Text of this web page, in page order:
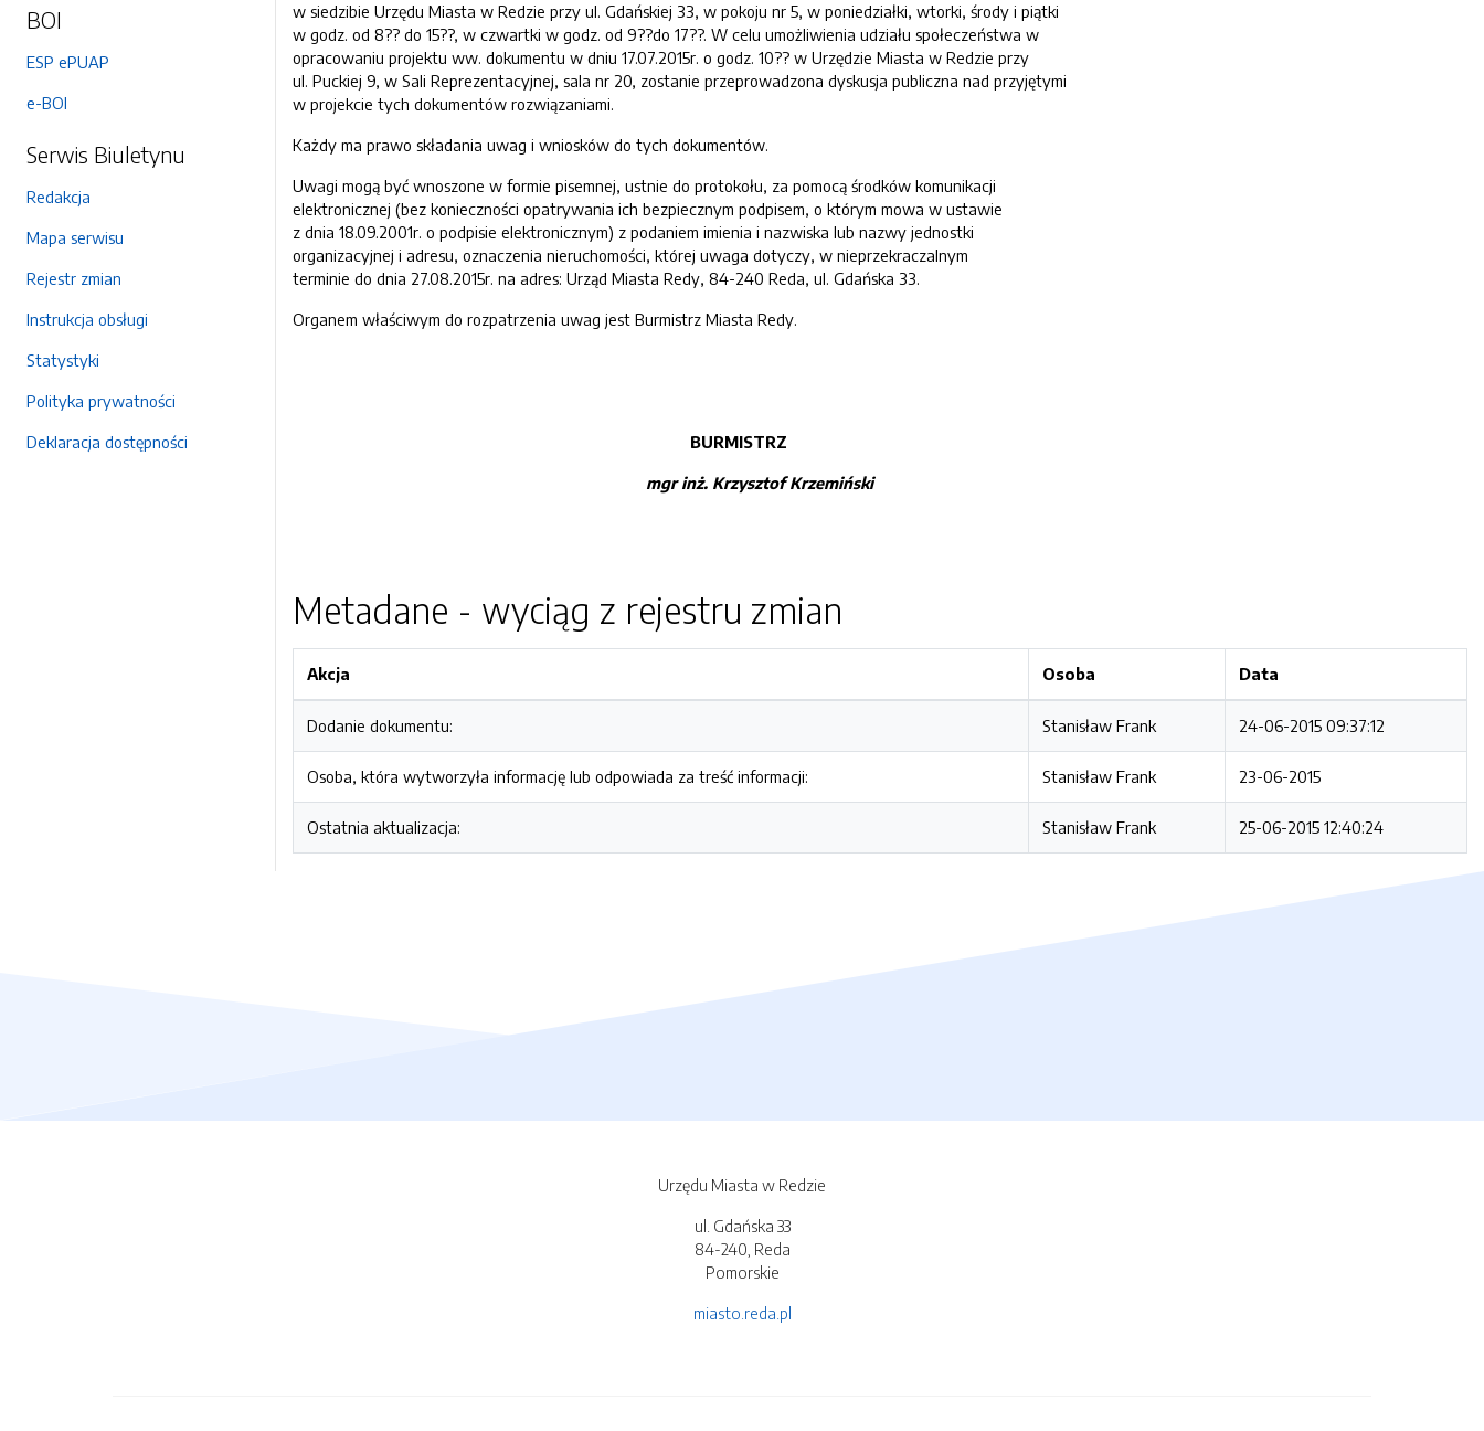
BOI
ESP ePUAP
e-BOI
Serwis Biuletynu
Redakcja
Mapa serwisu
Rejestr zmian
Instrukcja obsługi
Statystyki
Polityka prywatności
Deklaracja dostępności
w siedzibie Urzędu Miasta w Redzie przy ul. Gdańskiej 33, w pokoju nr 5, w poniedziałki, wtorki, środy i piątki
w godz. od 8?? do 15??, w czwartki w godz. od 9??do 17??. W celu umożliwienia udziału społeczeństwa w
opracowaniu projektu ww. dokumentu w dniu 17.07.2015r. o godz. 10?? w Urzędzie Miasta w Redzie przy
ul. Puckiej 9, w Sali Reprezentacyjnej, sala nr 20, zostanie przeprowadzona dyskusja publiczna nad przyjętymi
w projekcie tych dokumentów rozwiązaniami.
Każdy ma prawo składania uwag i wniosków do tych dokumentów.
Uwagi mogą być wnoszone w formie pisemnej, ustnie do protokołu, za pomocą środków komunikacji
elektronicznej (bez konieczności opatrywania ich bezpiecznym podpisem, o którym mowa w ustawie
z dnia 18.09.2001r. o podpisie elektronicznym) z podaniem imienia i nazwiska lub nazwy jednostki
organizacyjnej i adresu, oznaczenia nieruchomości, której uwaga dotyczy, w nieprzekraczalnym
terminie do dnia 27.08.2015r. na adres: Urząd Miasta Redy, 84-240 Reda, ul. Gdańska 33.
Organem właściwym do rozpatrzenia uwag jest Burmistrz Miasta Redy.
BURMISTRZ
mgr inż. Krzysztof Krzemiński
Metadane - wyciąg z rejestru zmian
Akcja Osoba Data
Dodanie dokumentu: Stanisław Frank 24-06-2015 09:37:12
Osoba, która wytworzyła informację lub odpowiada za treść informacji: Stanisław Frank 23-06-2015
Ostatnia aktualizacja: Stanisław Frank 25-06-2015 12:40:24
Urzędu Miasta w Redzie
ul. Gdańska 33
84-240, Reda
Pomorskie
miasto.reda.pl